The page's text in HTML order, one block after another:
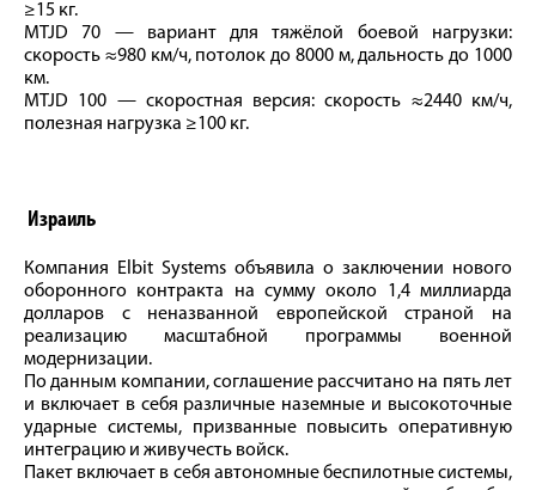
≥15 кг.
MTJD 70 — вариант для тяжёлой боевой нагрузки:
скорость ≈980 км/ч, потолок до 8000 м, дальность до 1000
км.
MTJD 100 — скоростная версия: скорость ≈2440 км/ч,
полезная нагрузка ≥100 кг.
Израиль
Компания Elbit Systems объявила о заключении нового
оборонного контракта на сумму около 1,4 миллиарда
долларов с неназванной европейской страной на
реализацию масштабной программы военной
модернизации.
По данным компании, соглашение рассчитано на пять лет
и включает в себя различные наземные и высокоточные
ударные системы, призванные повысить оперативную
интеграцию и живучесть войск.
Пакет включает в себя автономные беспилотные системы,